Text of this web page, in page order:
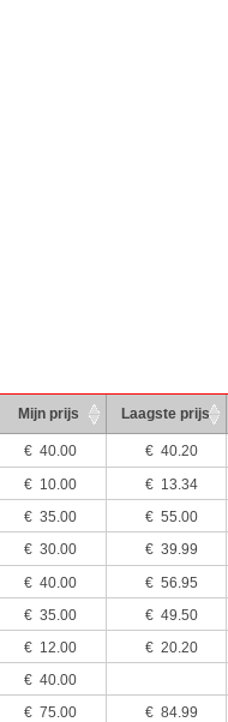
Mijn prijs Laagste prijs
€40.00
€ 40.20
€ 10.00
€ 13.34
€35.00
€ 55.00
€30.00
€ 39.99
€40.00
€ 56.95
€35.00
€ 49.50
€ 12.00
€ 20.20
€40.00
€75.00
€ 84.99